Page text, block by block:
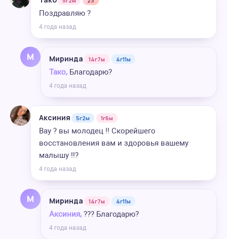
Поздравляю ?
4 года назад
М Миринда 14г7м 4г11м
Тако, Благодарю?
4 года назад
Аксиния 5г2м 1г6м
Вау ? вы молодец !! Скорейшего
восстановления вам и здоровья вашему
малышу !!?
4 года назад
М Миринда 14г7м 4г11м
Аксиния, ??? Благодарю?
4 года назад